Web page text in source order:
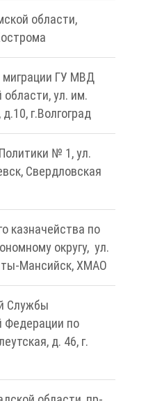
области,
миграции ГУ МВД
области, ул. им.
г.Волгоград
№ 1, ул.
Свердловская
казначейства по
округу, ул.
Мансийск, ХМАО
Службы
Федерации по
д. 46, г.